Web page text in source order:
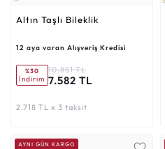
Altın Taşlı Bileklik
12 aya varan Alışveriş Kredisi
%30
İndirim
10.851 TL
7.582 TL
2.718 TL x 3 taksit
AYNI GÜN KARGO